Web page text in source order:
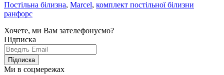
Постільна білизна, Marcel, комплект постільної білизни
ранфорс
Хочете, ми Вам зателефонуємо?
Підписка
Підписка
Ми в соцмережах